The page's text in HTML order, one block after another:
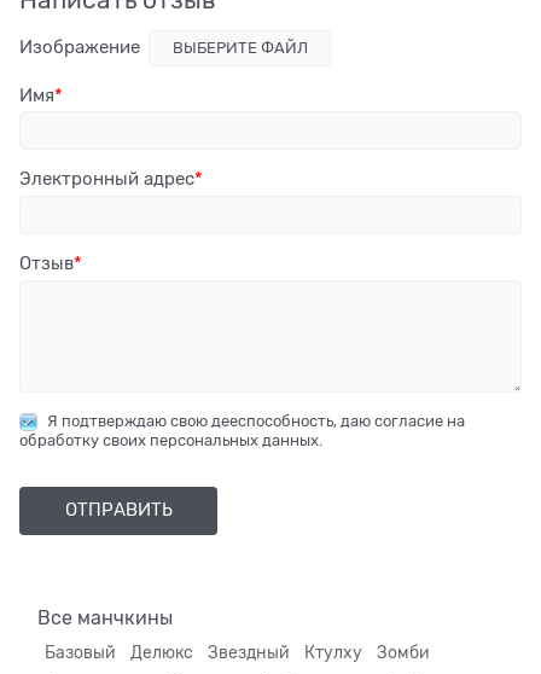
Изображение ВЫБЕРИТЕ ФАЙЛ
Имя
Электронный адрес
Отзыв
Я подтверждаю свою дееспособность, даю согласие на
обработку своих персональных данных.
Все манчкины
Базовый Делюкс Звездный Ктулху
Зомби